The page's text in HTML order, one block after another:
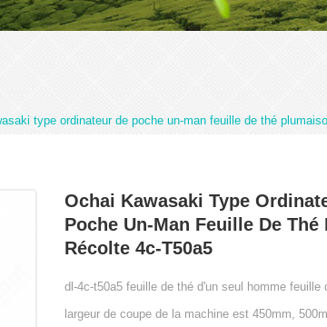
type ordinateur de poche un-man feuille de thé
Ochai Kawasaki Type
Poche Un-Man Feuille De Thé
Récolte 4c-T50a5
dl-4c-t50a5 feuille de thé d'un seul homme feuille
largeur de coupe de la machine est 450mm,